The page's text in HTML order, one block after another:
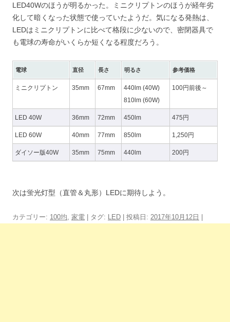
LED40Wのほうが明るかった。ミニクリプトンのほうが経年劣
化して暗くなった状態で使っていたようだ。気になる発熱は、
LEDはミニクリプトンに比べて格段に少ないので、密閉器具で
も電球の寿命がいくらか短くなる程度だろう。
電球 直径 長さ 明るさ 参考価格
ミニクリプトン 35mm 67mm
440lm (40W)
810lm (60W)
100円前後～
LED 40W 36mm 72mm 450lm 475円
LED 60W 40mm 77mm 850lm 1,250円
ダイソー版40W 35mm 75mm 440lm 200円
次は蛍光灯型（直管＆丸形）LEDに期待しよう。
カテゴリー: 100均, 家電 | タグ: LED | 投稿日: 2017年10月12日